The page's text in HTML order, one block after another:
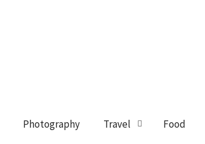
Photography Travel Food